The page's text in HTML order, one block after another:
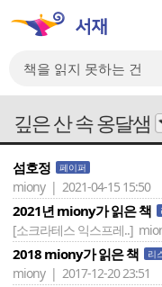
깊은 산 속 옹달샘
섬호정 페이퍼
miony | 2021-04-15 15:50
2021년 miony가 읽은 책
[소크라테스 익스프레..]
2018 miony가 읽은 책 리
miony | 2017-12-20 23:51